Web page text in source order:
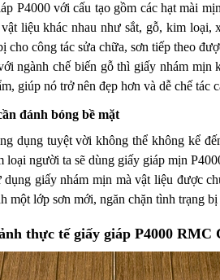
P4000 với cấu tạo gồm các hạt mài
vật liệu khác nhau như sắt, gỗ, kim
cho công tác sửa chữa, sơn tiếp theo
ngành chế biến gỗ thì giấy nhám mịn
giúp nó trở nên đẹp hơn và dễ chế tác
đánh bóng bề mặt
dụng tuyệt vời không thể không kể
loại người ta sẽ dùng giấy giáp mịn
dụng giấy nhám mịn mà vật liệu được
một lớp sơn mới, ngăn chặn tình trạng
thực tế giấy giáp P4000 RMC